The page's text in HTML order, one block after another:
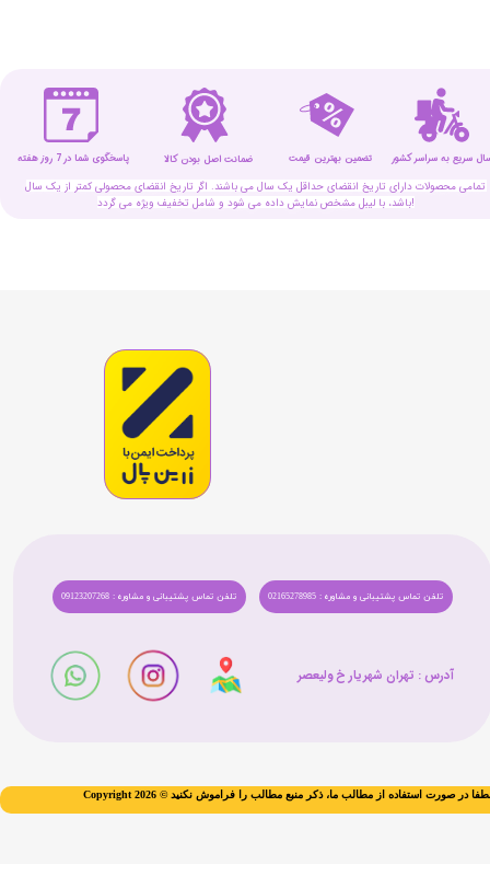
تمامی محصولات دارای تاریخ انقضای حداقل یک سال می باشند. اگر تاریخ انقضای محصولی کمتر از یک سال
باشد، با لیبل مشخص نمایش داده می شود و شامل تخفیف ویژه می گردد!
ضمانت اصل بودن کالا تضمین بهترین قیمت پاسخگوی شما در 7 روز هفته سریع به سراسر کشور
تلفن تماس پشتیبانی و مشاوره : 09123207268 تلفن تماس پشتیبانی و مشاوره : 02165278985
آدرس : تهران شهریار خ ولیعصر​​​​​​​